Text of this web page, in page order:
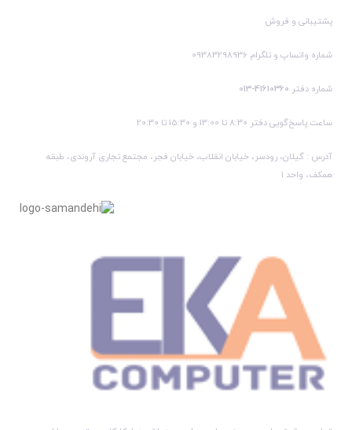
پشتیبانی و فروش
شماره واتساپ و تلگرام 09383298936
شماره دفتر 41610360-013
ساعت پاسخ‌گویی دفتر 8:30 تا 13:00 و 15:30 تا 20:30
آدرس : گیلان، رودسر، خیابان انقلاب، خیابان فجر، مجتمع تجاری آروندی، طبقه
همکف، واحد 1